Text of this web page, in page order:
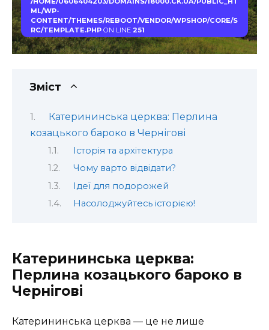
ML/WP-
CONTENT/THEMES/REBOOT/VENDOR/WPSHOP/CORE/S
RC/TEMPLATE.PHPON LINE 251
Зміст
Катерининська церква: Перлина
козацького бароко в Чернігові
Історія та архітектура
Чому варто відвідати?
Ідеї для подорожей
Насолоджуйтесь історією!
Катерининська церква:
Перлина козацького бароко в
Чернігові
Катерининська церква — це не лише